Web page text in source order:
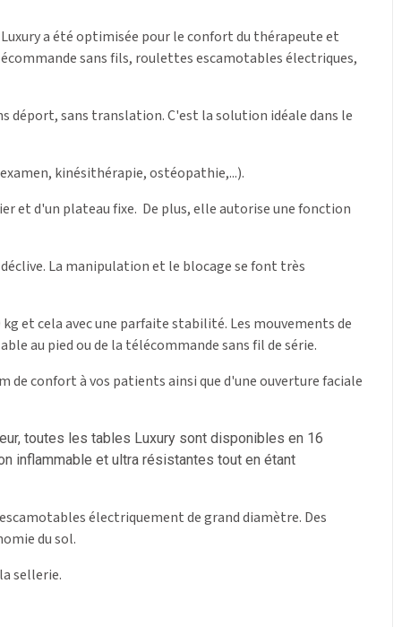
a été optimisée pour le confort du thérapeute et
sans fils, roulettes escamotables électriques,
déport, sans translation. C'est la solution idéale dans le
kinésithérapie, ostéopathie,...).
et d'un plateau fixe. De plus, elle autorise une fonction
La manipulation et le blocage se font très
et cela avec une parfaite stabilité. Les mouvements de
au pied ou de la télécommande sans fil de série.
de confort à vos patients ainsi que d'une ouverture faciale
toutes les tables Luxury sont disponibles en 16
inflammable et ultra résistantes tout en étant
électriquement de grand diamètre. Des
du sol.
sellerie.